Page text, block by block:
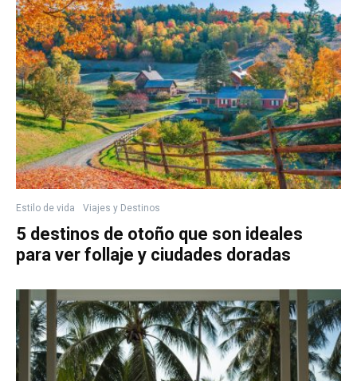
Estilo de vida Viajes y Destinos
5 destinos de otoño que son ideales
para ver follaje y ciudades doradas